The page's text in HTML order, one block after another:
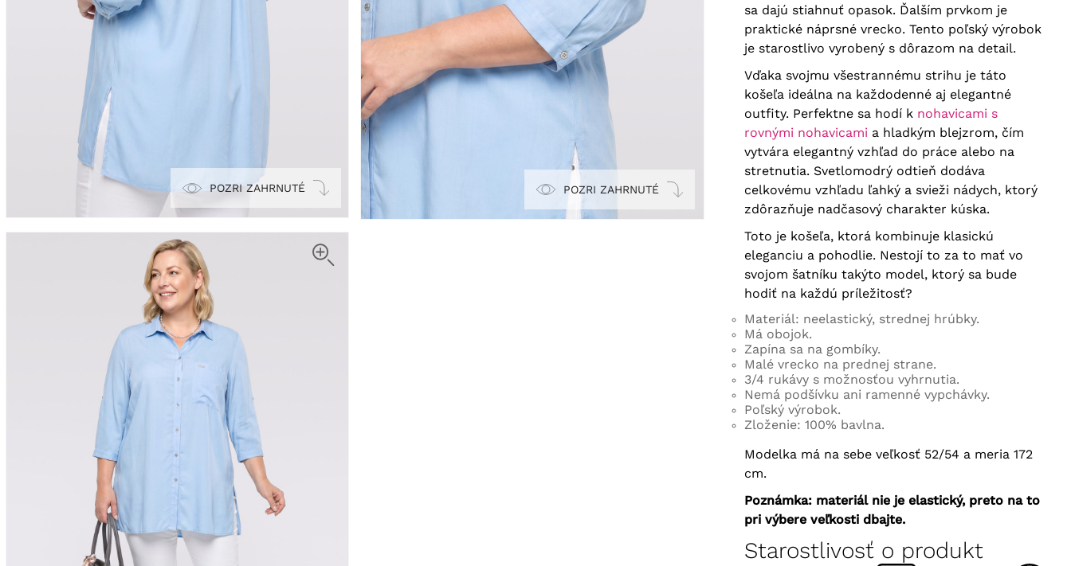
POZRI ZAHRNUTÉ POZRI ZAHRNUTÉ
sa dajú stiahnuť opasok. Ďalším prvkom je
praktické náprsné vrecko. Tento poľský výrobok
je starostlivo vyrobený s dôrazom na detail.
Vďaka svojmu všestrannému strihu je táto
košeľa ideálna na každodenné aj elegantné
outfity. Perfektne sa hodí k nohavicami s
rovnými nohavicami a hladkým blejzrom, čím
vytvára elegantný vzhľad do práce alebo na
stretnutia. Svetlomodrý odtieň dodáva
celkovému vzhľadu ľahký a svieži nádych, ktorý
zdôrazňuje nadčasový charakter kúska.
Toto je košeľa, ktorá kombinuje klasickú
eleganciu a pohodlie. Nestojí to za to mať vo
svojom šatníku takýto model, ktorý sa bude
hodiť na každú príležitosť?
Materiál: neelastický, strednej hrúbky.
Má obojok.
Zapína sa na gombíky.
Malé vrecko na prednej strane.
3/4 rukávy s možnosťou vyhrnutia.
Nemá podšívku ani ramenné vypchávky.
Poľský výrobok.
Zloženie: 100% bavlna.
Modelka má na sebe veľkosť 52/54 a meria 172
cm.
Poznámka: materiál nie je elastický, preto na to
pri výbere veľkosti dbajte.
Starostlivosť o produkt